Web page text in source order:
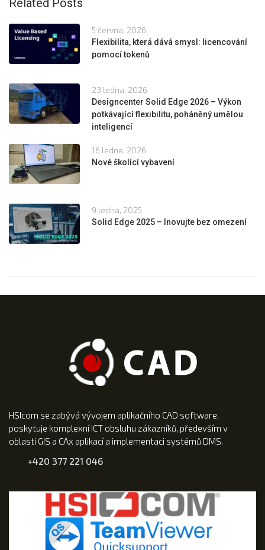
5 června, 2026
Flexibilita, která dává smysl: licencování
pomocí tokenů
23 ledna, 2026
Designcenter Solid Edge 2026 – Výkon
potkávající flexibilitu, poháněný umělou
inteligencí
16 ledna, 2026
Nové školící vybavení
9 ledna, 2025
Solid Edge 2025 – Inovujte bez omezení
HSIcom se zabývá vývojem aplikačního CAD software,
poskytuje komplexní ICT obsluhu zákazníků, především v
oblasti GIS a CAx aplikací a implementaci systémů DMS.
+420 377 221 046